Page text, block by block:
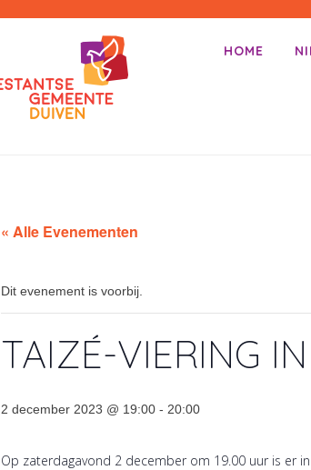
Primair menu
Spring naar
HOME
« Alle Evenementen
Dit evenement is voorbij.
TAIZÉ-VIERING
2 december 2023 @ 19:00 - 20:00
Op zaterdagavond 2 december om 19.00 uur is er